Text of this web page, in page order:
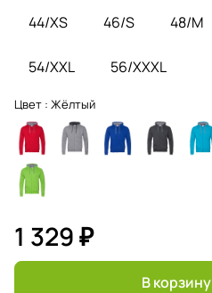
44/XS 46/S 48/M
54/XXL 56/XXXL
Цвет : Жёлтый
1 329 ₽
В корзину